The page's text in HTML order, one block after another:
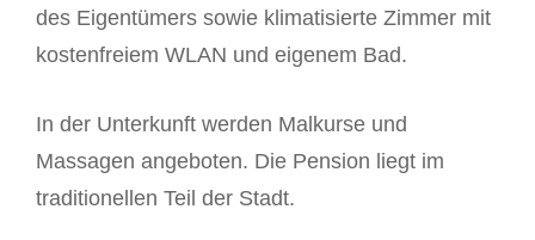
des Eigentümers sowie klimatisierte Zimmer mit
kostenfreiem WLAN und eigenem Bad.
In der Unterkunft werden Malkurse und
Massagen angeboten. Die Pension liegt im
traditionellen Teil der Stadt.